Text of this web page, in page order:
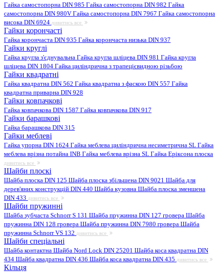
Гайка самостопорна DIN 985 Гайка самостопорна DIN 982 Гайка
самостопорна DIN 980V Гайка самостопорна DIN 7967 Гайка самостопорна
висока DIN 6924 дивитись все
Гайки корончасті
Гайка корончаста DIN 935 Гайка корончаста низька DIN 937
Гайки круглі
Гайка кругла з'єднувальна Гайка кругла шліцева DIN 981 Гайка кругла
шліцева DIN 1804 Гайка циліндрична з трапецієвидною різьбою
Гайки квадратні
Гайка квадратна DIN 562 Гайка квадратна з фаскою DIN 557 Гайка
квадратна приварна DIN 928
Гайки ковпачкові
Гайка ковпачкова DIN 1587 Гайка ковпачкова DIN 917
Гайки барашкові
Гайка барашкова DIN 315
Гайки меблеві
Гайка упорна DIN 1624 Гайка меблева циліндрична несиметрична SL Гайка
меблева врізна потайна INB Гайка меблева врізна SL Гайка Еріксона плоска
дивитись все
Шайби плоскі
Шайба плоска DIN 125 Шайба плоска збільшена DIN 9021 Шайба для
дерев'яних конструкцій DIN 440 Шайба кузовна Шайба плоска зменшена
DIN 433 дивитись все
Шайби пружинні
Шайба зубчаста Schnorr S 131 Шайба пружинна DIN 127 гровера Шайба
пружинна DIN 128 гровера Шайба пружинна DIN 7980 гровера Шайба
пружинна Schnorr VS 132 дивитись все
Шайби спеціальні
Шайба контактна Шайба Nord Lock DIN 25201 Шайба коса квадратна DIN
434 Шайба квадратна DIN 436 Шайба коса квадратна DIN 435 дивитись все
Кільця